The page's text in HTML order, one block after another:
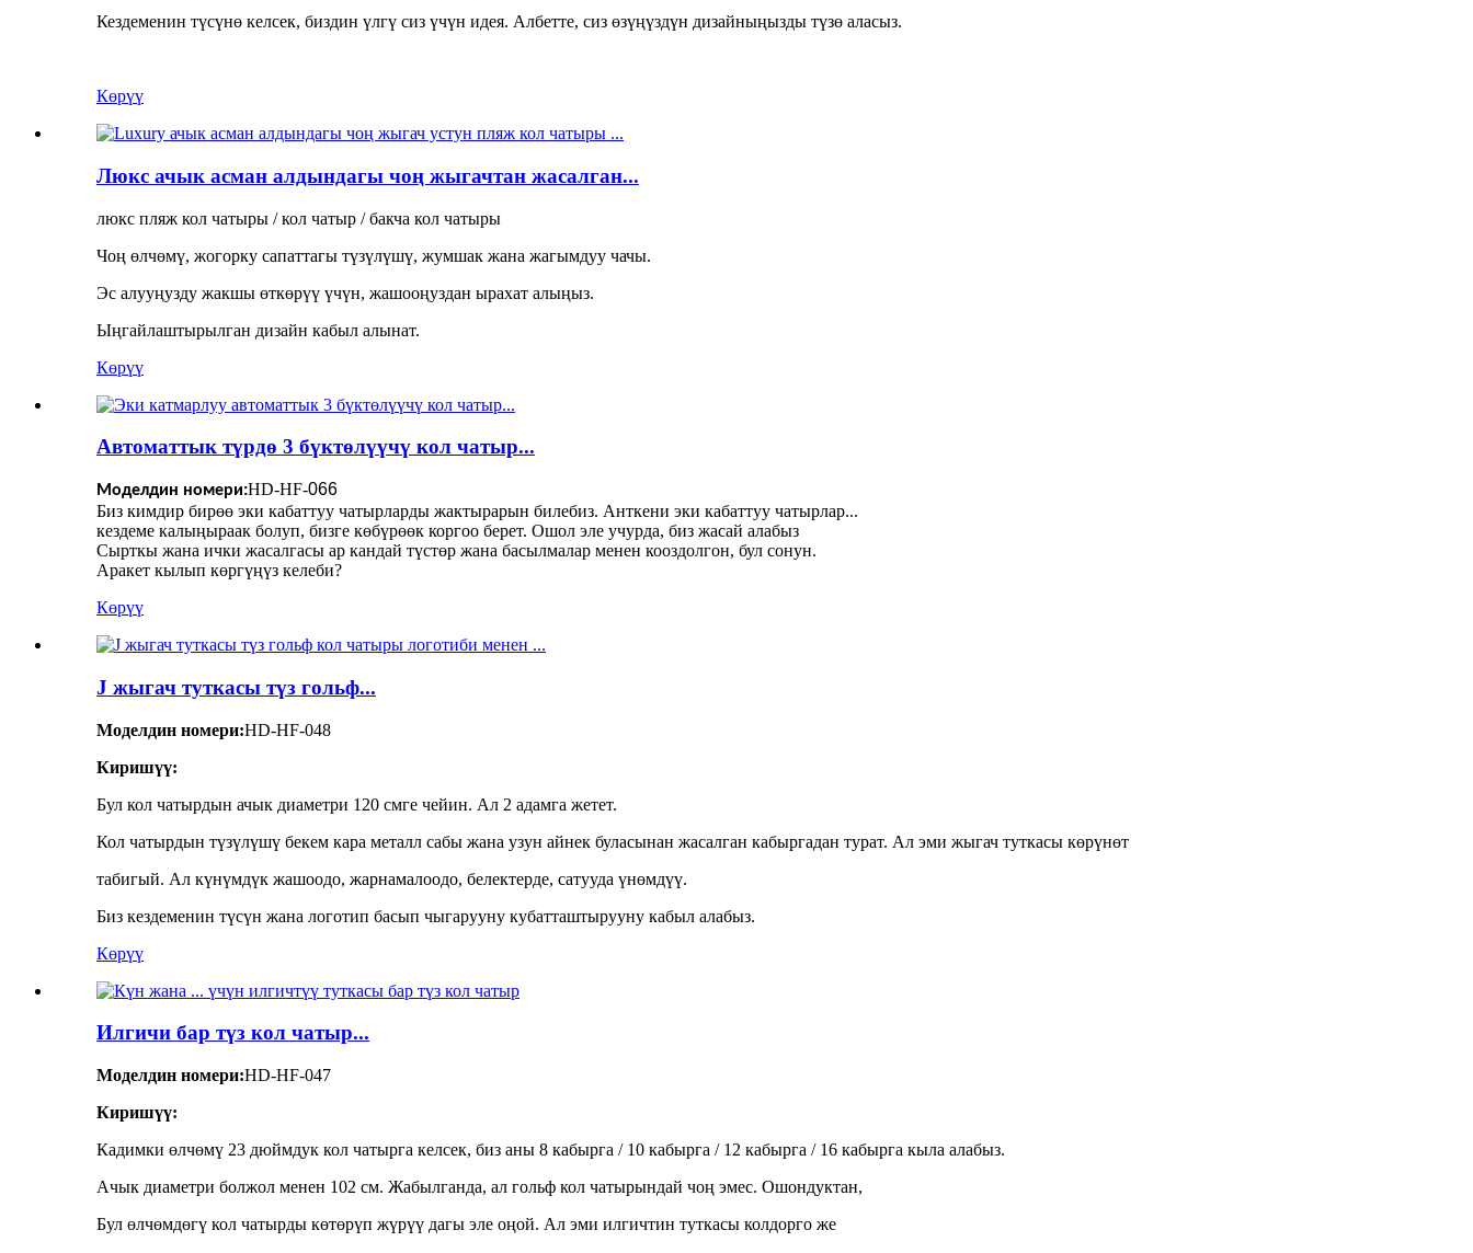
Кездеменин түсүнө келсек, биздин үлгү сиз үчүн идея. Албетте, сиз өзүңүздүн дизайныңызды түзө аласыз.
Көрүү
Люкс ачык асман алдындагы чоң жыгачтан жасалган...
люкс пляж кол чатыры / кол чатыр / бакча кол чатыры
Чоң өлчөмү, жогорку сапаттагы түзүлүшү, жумшак жана жагымдуу чачы.
Эс алууңузду жакшы өткөрүү үчүн, жашооңуздан ырахат алыңыз.
Ыңгайлаштырылган дизайн кабыл алынат.
Көрүү
Автоматтык түрдө 3 бүктөлүүчү кол чатыр...
Моделдин номери:HD-HF-066
Биз кимдир бирөө эки кабаттуу чатырларды жактырарын билебиз. Анткени эки кабаттуу чатырлар...
кездеме калыңыраак болуп, бизге көбүрөөк коргоо берет. Ошол эле учурда, биз жасай алабыз
Сырткы жана ички жасалгасы ар кандай түстөр жана басылмалар менен кооздолгон, бул сонун.
Аракет кылып көргүңүз келеби?
Көрүү
J жыгач туткасы түз гольф...
Моделдин номери:HD-HF-048
Киришүү:
Бул кол чатырдын ачык диаметри 120 смге чейин. Ал 2 адамга жетет.
Кол чатырдын түзүлүшү бекем кара металл сабы жана узун айнек буласынан жасалган кабыргадан турат. Ал эми жыгач туткасы көрүнөт
табигый. Ал күнүмдүк жашоодо, жарнамалоодо, белектерде, сатууда үнөмдүү.
Биз кездеменин түсүн жана логотип басып чыгарууну кубатташтырууну кабыл алабыз.
Көрүү
Илгичи бар түз кол чатыр...
Моделдин номери:HD-HF-047
Киришүү:
Кадимки өлчөмү 23 дюймдук кол чатырга келсек, биз аны 8 кабырга / 10 кабырга / 12 кабырга / 16 кабырга кыла алабыз.
Ачык диаметри болжол менен 102 см. Жабылганда, ал гольф кол чатырындай чоң эмес. Ошондуктан,
Бул өлчөмдөгү кол чатырды көтөрүп жүрүү дагы эле оңой. Ал эми илгичтин туткасы колдорго же